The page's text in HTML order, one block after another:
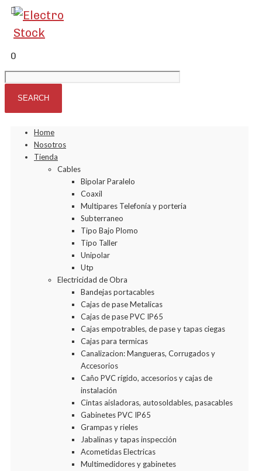
0
Home
Nosotros
Tienda
Cables
Bipolar Paralelo
Coaxil
Multipares Telefonía y porteria
Subterraneo
Tipo Bajo Plomo
Tipo Taller
Unipolar
Utp
Electricidad de Obra
Bandejas portacables
Cajas de pase Metalicas
Cajas de pase PVC IP65
Cajas empotrables, de pase y tapas ciegas
Cajas para termicas
Canalizacion: Mangueras, Corrugados y
Accesorios
Caño PVC rígido, accesorios y cajas de
instalación
Cintas aisladoras, autosoldables, pasacables
Gabinetes PVC IP65
Grampas y rieles
Jabalinas y tapas inspección
Acometidas Electricas
Multimedidores y gabinetes